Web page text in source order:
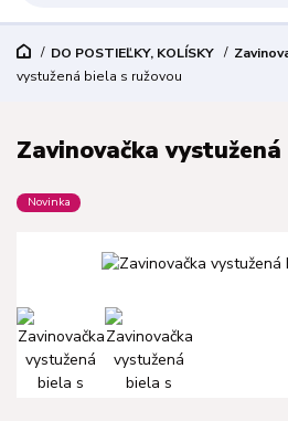
DO POSTIEĽKY, KOLÍSKY
vystužená biela s ružovou
Zavinovačka
Novinka